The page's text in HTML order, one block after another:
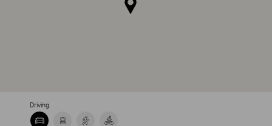
Driving